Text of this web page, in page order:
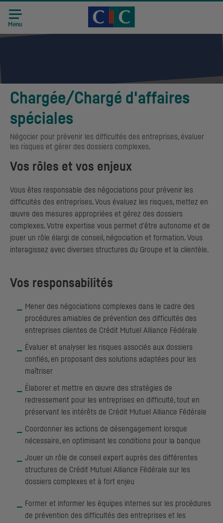
Accueil CIC Recrutement
Menu
Chargée/Chargé d'affaires
spéciales
Négocier pour prévenir les difficultés des entreprises, évaluer
les risques et gérer des dossiers complexes.
Vos rôles et vos enjeux
Vous êtes responsable des négociations pour prévenir les
difficultés des entreprises. Vous évaluez les risques, mettez en
œuvre des mesures appropriées et gérez des dossiers
complexes. Votre expertise vous permet d'être autonome et de
jouer un rôle élargi de conseil, négociation et formation. Vous
interagissez avec diverses structures du Groupe et la clientèle.
Vos responsabilités
Mener des négociations complexes dans le cadre des
procédures amiables de prévention des difficultés des
entreprises clientes de Crédit Mutuel Alliance Fédérale
Évaluer et analyser les risques associés aux dossiers
confiés, en proposant des solutions adaptées pour les
maîtriser
Élaborer et mettre en œuvre des stratégies de
redressement pour les entreprises en difficulté, tout en
préservant les intérêts de Crédit Mutuel Alliance Fédérale
Coordonner les actions de désengagement lorsque
nécessaire, en optimisant les conditions pour la banque
Jouer un rôle de conseil expert auprès des différentes
structures de Crédit Mutuel Alliance Fédérale sur les
dossiers complexes et à fort enjeu
Former et informer les équipes internes sur les procédures
de prévention des difficultés des entreprises et les